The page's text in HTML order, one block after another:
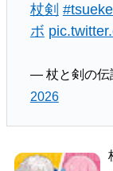
杖剣
ボ
— 杖と剣の伝
2026